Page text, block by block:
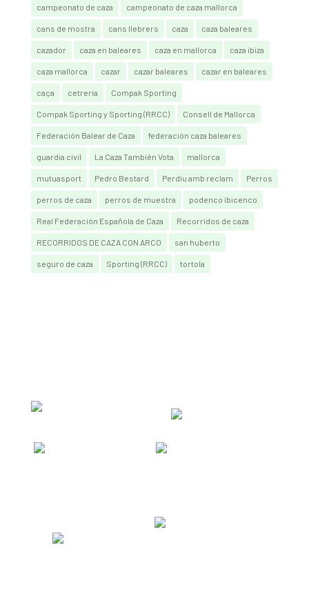
campeonato de caza campeonato de caza mallorca
cans de mostra cans llebrers caza caza baleares
cazador caza en baleares caza en mallorca caza ibiza
caza mallorca cazar cazar baleares cazar en baleares
caça cetrería Compak Sporting
Compak Sporting y Sporting (RRCC) Consell de Mallorca
Federación Balear de Caza federación caza baleares
guardia civil La Caza También Vota mallorca
mutuasport Pedro Bestard Perdiu amb reclam Perros
perros de caza perros de muestra podenco ibicenco
Real Federación Española de Caza Recorridos de caza
RECORRIDOS DE CAZA CON ARCO san huberto
seguro de caza Sporting (RRCC) tortola